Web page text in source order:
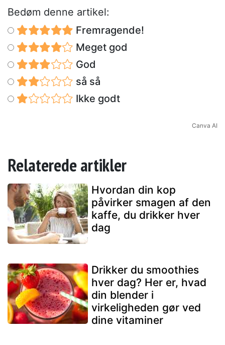
Bedøm denne artikel:
Fremragende!
Meget god
God
så så
Ikke godt
Canva AI
Relaterede artikler
Hvordan din kop
påvirker smagen af den
kaffe, du drikker hver
dag
Drikker du smoothies
hver dag? Her er, hvad
din blender i
virkeligheden gør ved
dine vitaminer